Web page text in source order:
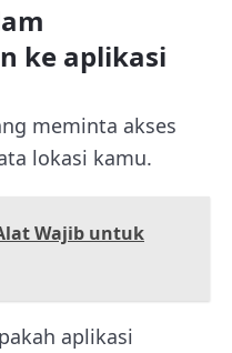
ke aplikasi
meminta akses
lokasi kamu.
Wajib untuk
aplikasi